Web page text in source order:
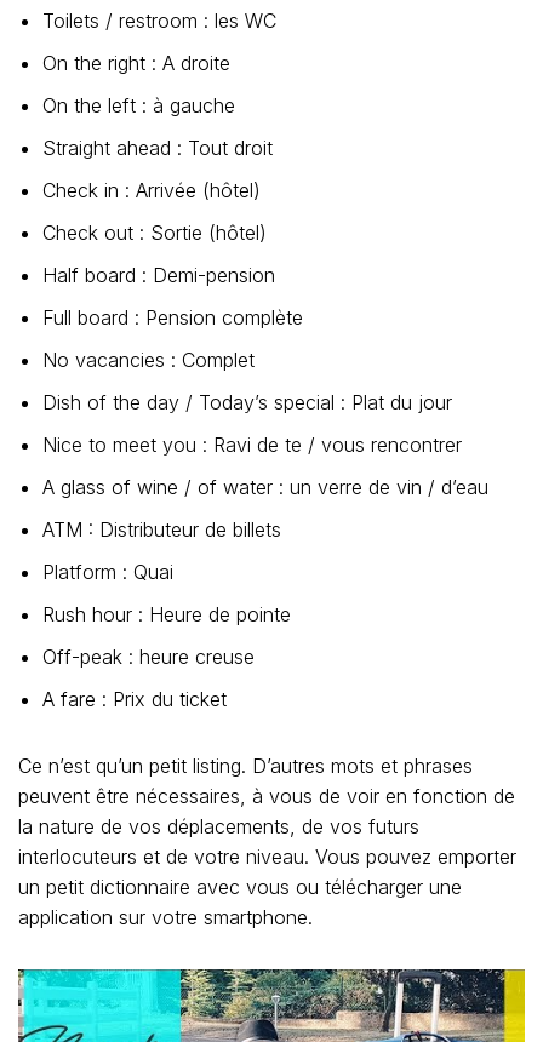
Toilets / restroom : les WC
On the right : A droite
On the left : à gauche
Straight ahead : Tout droit
Check in : Arrivée (hôtel)
Check out : Sortie (hôtel)
Half board : Demi-pension
Full board : Pension complète
No vacancies : Complet
Dish of the day / Today’s special : Plat du jour
Nice to meet you : Ravi de te / vous rencontrer
A glass of wine / of water : un verre de vin / d’eau
ATM : Distributeur de billets
Platform : Quai
Rush hour : Heure de pointe
Off-peak : heure creuse
A fare : Prix du ticket
Ce n’est qu’un petit listing. D’autres mots et phrases
peuvent être nécessaires, à vous de voir en fonction de
la nature de vos déplacements, de vos futurs
interlocuteurs et de votre niveau. Vous pouvez emporter
un petit dictionnaire avec vous ou télécharger une
application sur votre smartphone.